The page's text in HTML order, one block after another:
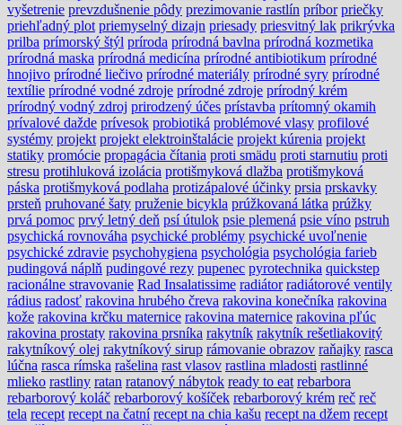
vyšetrenie prevzdušnenie pôdy prezimovanie rastlín príbor priečky
priehľadný plot priemyselný dizajn priesady priesvitný lak prikrývka
prilba prímorský štýl príroda prírodná bavlna prírodná kozmetika
prírodná maska prírodná medicína prírodné antibiotikum prírodné
hnojivo prírodné liečivo prírodné materiály prírodné syry prírodné
textílie prírodné vodné zdroje prírodné zdroje prírodný krém
prírodný vodný zdroj prirodzený účes prístavba prítomný okamih
prívalové dažde prívesok probiotiká problémové vlasy profilové
systémy projekt projekt elektroinštalácie projekt kúrenia projekt
statiky promócie propagácia čítania proti smädu proti starnutiu proti
stresu protihluková izolácia protišmyková dlažba protišmyková
páska protišmyková podlaha protizápalové účinky prsia prskavky
prsteň pruhované šaty pruženie bicykla prúžkovaná látka prúžky
prvá pomoc prvý letný deň psí útulok psie plemená psie víno pstruh
psychická rovnováha psychické problémy psychické uvoľnenie
psychické zdravie psychohygiena psychológia psychológia farieb
pudingová náplň pudingové rezy pupenec pyrotechnika quickstep
racionálne stravovanie Rad Insalatissime radiátor radiátorové ventily
rádius radosť rakovina hrubého čreva rakovina konečníka rakovina
kože rakovina krčku maternice rakovina maternice rakovina pľúc
rakovina prostaty rakovina prsníka rakytník rakytník rešetliakovitý
rakytníkový olej rakytníkový sirup rámovanie obrazov raňajky rasca
lúčna rasca rímska rašelina rast vlasov rastlina mladosti rastlinné
mlieko rastliny ratan ratanový nábytok ready to eat rebarbora
rebarborový koláč rebarborový košíček rebarborový krém reč reč
tela recept recept na čatní recept na chia kašu recept na džem recept